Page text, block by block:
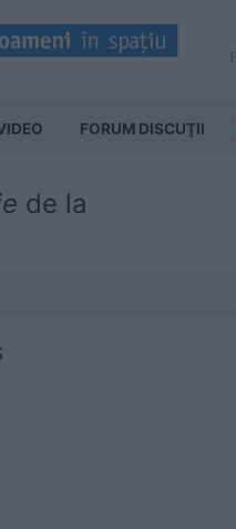
FORUM DISCUŢII
de la